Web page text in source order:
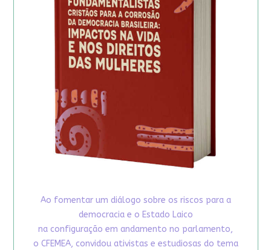
Ao fomentar um diálogo sobre os riscos para a
democracia e o Estado Laico
na configuração em andamento no parlamento,
o CFEMEA, convidou ativistas e estudiosas do tema